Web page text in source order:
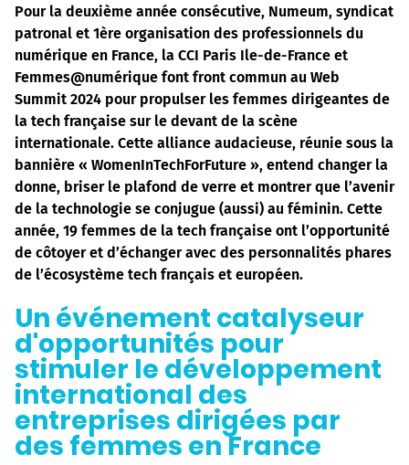
Pour la deuxième année consécutive, Numeum, syndicat
patronal et 1ère organisation des professionnels du
numérique en France, la CCI Paris Ile-de-France et
Femmes@numérique font front commun au Web
Summit 2024 pour propulser les femmes dirigeantes de
la tech française sur le devant de la scène
internationale. Cette alliance audacieuse, réunie sous la
bannière « WomenInTechForFuture », entend changer la
donne, briser le plafond de verre et montrer que l’avenir
de la technologie se conjugue (aussi) au féminin. Cette
année, 19 femmes de la tech française ont l’opportunité
de côtoyer et d’échanger avec des personnalités phares
de l’écosystème tech français et européen.
Un événement catalyseur
d'opportunités pour
stimuler le développement
international des
entreprises dirigées par
des femmes en France